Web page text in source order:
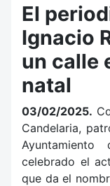
El
Ignacio
un calle
natal
03/02/2025.
Candelaria,
celebrado el
que da el